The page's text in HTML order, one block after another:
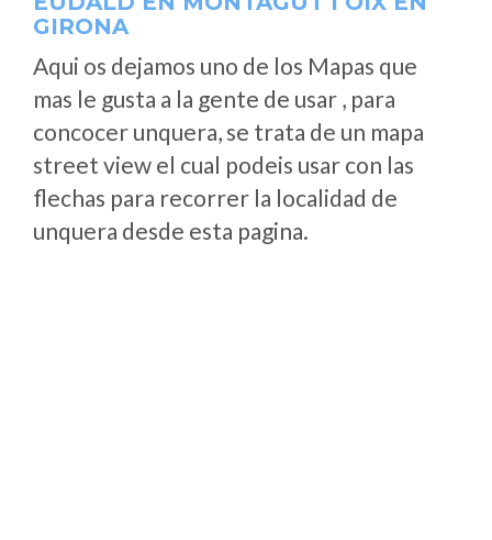
GIRONA
Aqui os dejamos uno de los Mapas que
mas le gusta a la gente de usar , para
concocer unquera, se trata de un mapa
street view el cual podeis usar con las
flechas para recorrer la localidad de
unquera desde esta pagina.